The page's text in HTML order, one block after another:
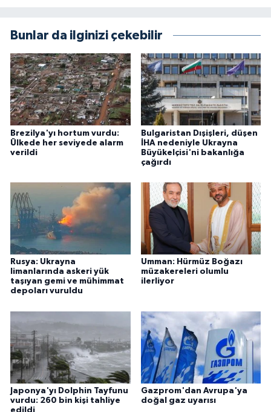
Bunlar da ilginizi çekebilir
Brezilya'yı hortum vurdu:
Ülkede her seviyede alarm
verildi
Bulgaristan Dışişleri, düşen
İHA nedeniyle Ukrayna
Büyükelçisi'ni bakanlığa
çağırdı
Rusya: Ukrayna
limanlarında askeri yük
taşıyan gemi ve mühimmat
depoları vuruldu
Umman: Hürmüz Boğazı
müzakereleri olumlu
ilerliyor
Japonya'yı Dolphin Tayfunu
vurdu: 260 bin kişi tahliye
edildi
Gazprom'dan Avrupa'ya
doğal gaz uyarısı